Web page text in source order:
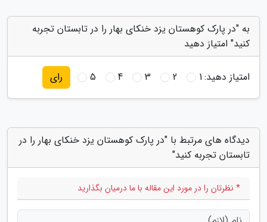
به "در پارک کوهستان یزد خنکای بهار را در تابستان تجربه
کنید" امتیاز دهید
امتیاز دهید:1
2
3
4
5 رای
دیدگاه های مرتبط با "در پارک کوهستان یزد خنکای بهار را در
تابستان تجربه کنید"
* نظرتان را در مورد این مقاله با ما درمیان بگذارید